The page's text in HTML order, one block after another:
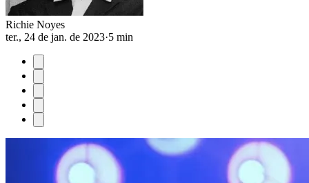
Richie Noyes
ter., 24 de jan. de 2023·5 min